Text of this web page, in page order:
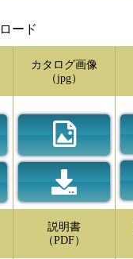
ード
カタログ画像
（jpg）
説明書
（PDF）